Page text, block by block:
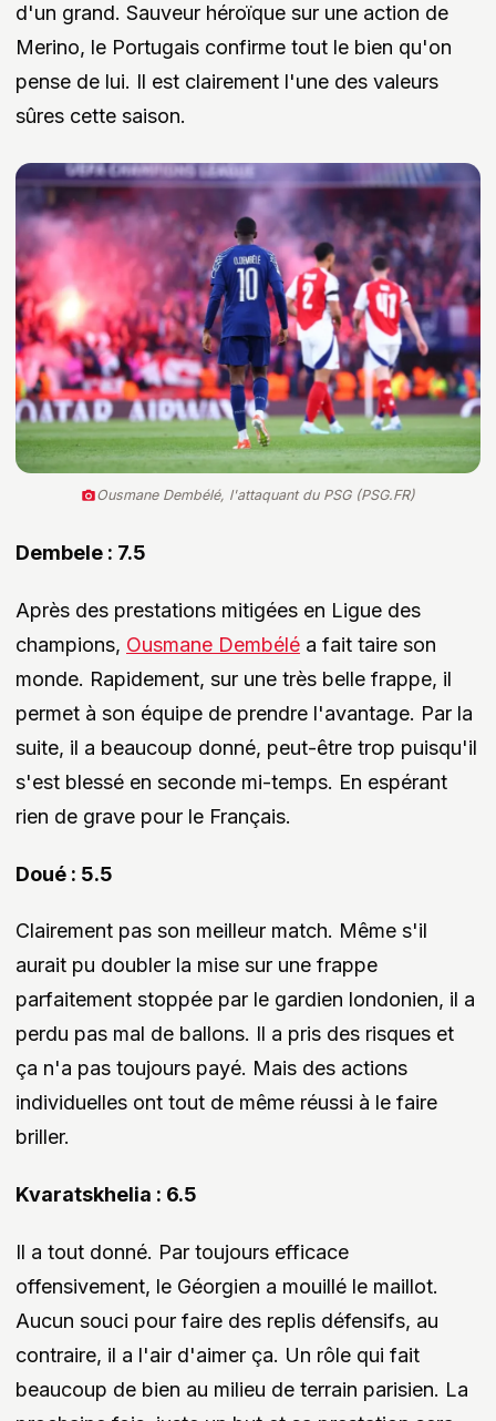
d'un grand. Sauveur héroïque sur une action de
Merino, le Portugais confirme tout le bien qu'on
pense de lui. Il est clairement l'une des valeurs
sûres cette saison.
Ousmane Dembélé, l'attaquant du PSG (PSG.FR)
Dembele : 7.5
Après des prestations mitigées en Ligue des
champions, Ousmane Dembélé a fait taire son
monde. Rapidement, sur une très belle frappe, il
permet à son équipe de prendre l'avantage. Par la
suite, il a beaucoup donné, peut-être trop puisqu'il
s'est blessé en seconde mi-temps. En espérant
rien de grave pour le Français.
Doué : 5.5
Clairement pas son meilleur match. Même s'il
aurait pu doubler la mise sur une frappe
parfaitement stoppée par le gardien londonien, il a
perdu pas mal de ballons. Il a pris des risques et
ça n'a pas toujours payé. Mais des actions
individuelles ont tout de même réussi à le faire
briller.
Kvaratskhelia : 6.5
Il a tout donné. Par toujours efficace
offensivement, le Géorgien a mouillé le maillot.
Aucun souci pour faire des replis défensifs, au
contraire, il a l'air d'aimer ça. Un rôle qui fait
beaucoup de bien au milieu de terrain parisien. La